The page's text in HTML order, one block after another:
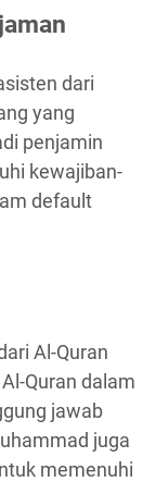
dari
yang
penjamin
kewajiban-
default
Al-Quran
Quran dalam
jawab
juga
memenuhi